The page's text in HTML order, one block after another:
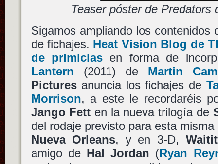
Teaser póster de Predators
Sigamos ampliando los contenidos
de fichajes. Heat Vision Blog de
de primiciasen forma de
Lantern (2011) de Martin
Picturesanuncia los fichajes de
Morrison, a este le recordaréis
Jango Fett en la nueva trilogía de
del rodaje previsto para esta
Nueva Orleans, y en 3-D,
amigo de Hal Jordan (Ryan